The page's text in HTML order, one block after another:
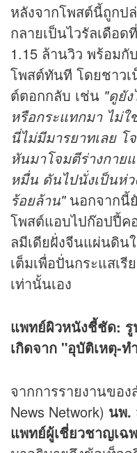
หลังจากโพสต์นี้ถูกป
กลายเป็นไวรัลเดือ
1.15 ล้านวิว พร้อมกั
โพสต์ทันที โดยชาว
ต์ตอกกลับ เช่น "ดูยั
หรือกระแทกมา ไม่ใ
นี่ไม่มีมารยาทเลย โ
หันมาโจมตีร่างกาย
หมื่น ดันไปนั่งเป็นห่
ร้อยล้าน"นอกจากนี้
โพสต์แอบไปก๊อปปี้ค
ลมีเดียฝั่งจีนแผ่นดิน
เต็มเพื่อปั่นกระแสเรี
เท่านั้นเอง
แพทย์ผิวหนังชี้ชัด:
เกิดจาก "อุบัติเหตุ-
จากการรายงานของ
News Network) นพ.
แพทย์ผู้เชี่ยวชาญเฉ